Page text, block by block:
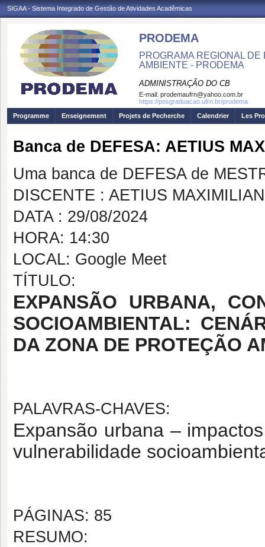
SIGAA - Sistema Integrado de Gestão de Atividades Acadêmicas
PRODEMA
PROGRAMA REGIONAL
AMBIENTE - PRODEMA
ADMINISTRAÇÃO DO CB
E-mail: prodemaufrn@yahoo.com.br
https://posgraduacao.ufrn.br/prodema
Programme
Enseignement Projets de Pecherche Calendrier Les
Banca de DEFESA: AETIUS
Uma banca de DEFESA de
DISCENTE : AETIUS
DATA : 29/08/2024
HORA: 14:30
LOCAL: Google Meet
TÍTULO:
EXPANSÃO URBANA,
SOCIOAMBIENTAL:
DA ZONA DE PROTEÇÃO
PALAVRAS-CHAVES:
Expansão urbana –
vulnerabilidade
PÁGINAS: 85
RESUMO: